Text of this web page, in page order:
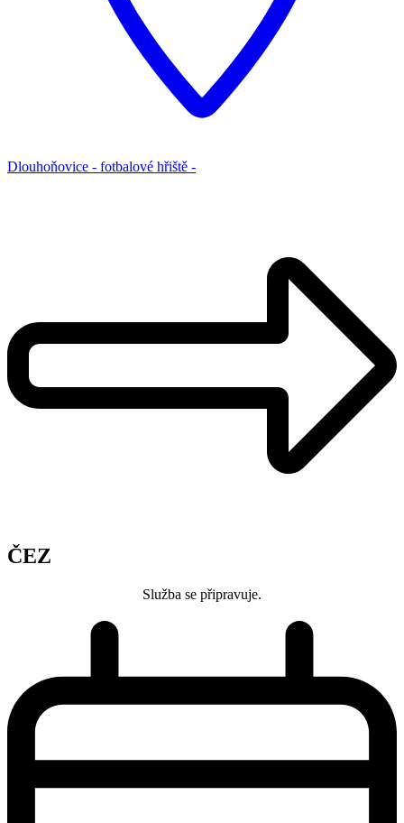
Dlouhoňovice - fotbalové hřiště -
ČEZ
Služba se připravuje.